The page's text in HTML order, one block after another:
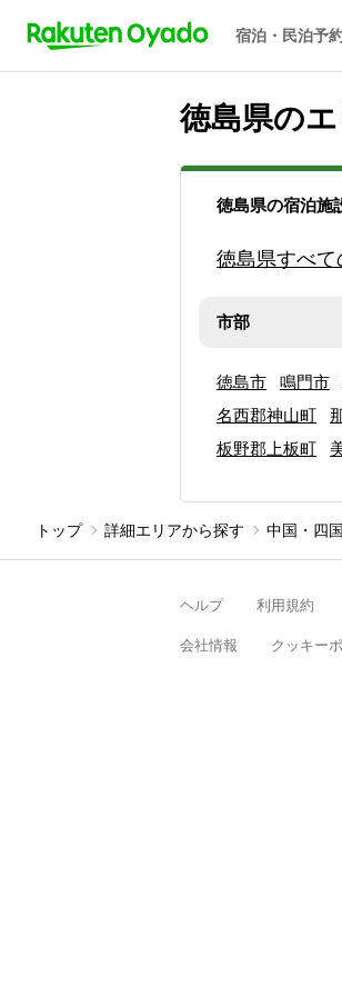
宿泊・民泊予
徳島県の
徳島県の宿泊施
徳島県すべて
市部
徳島市 鳴門市
名西郡神山町
板野郡上板町
トップ 詳細エリアから探す 中国・四
ヘルプ 利用規約
会社情報 クッキー